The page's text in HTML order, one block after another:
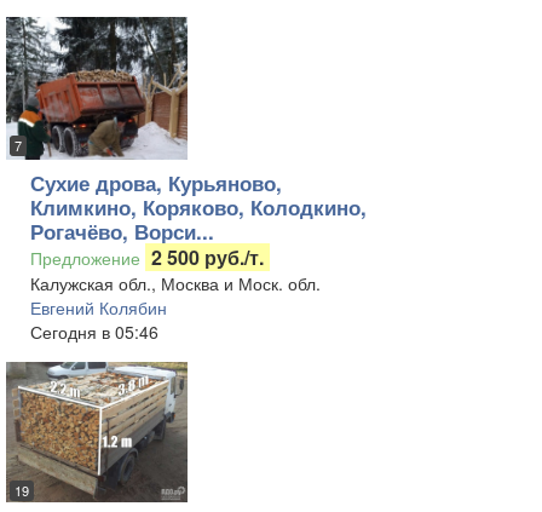
7
Сухие дрова, Курьяново,
Климкино, Коряково, Колодкино,
Рогачёво, Ворси...
Предложение 2 500 руб./т.
Калужская обл., Москва и Моск. обл.
Евгений Колябин
Сегодня в 05:46
19